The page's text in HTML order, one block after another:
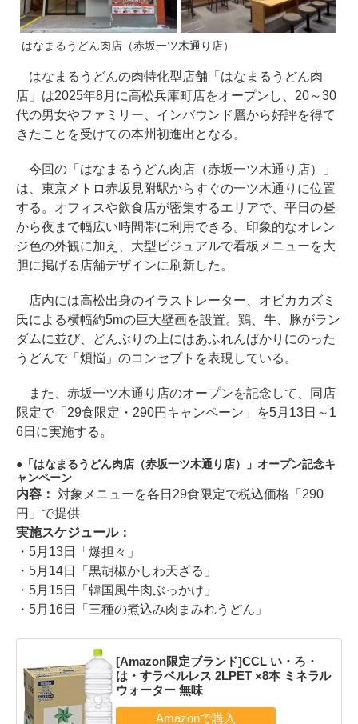
はなまるうどん肉店（赤坂一ツ木通り店）
はなまるうどんの肉特化型店舗「はなまるうどん肉
店」は2025年8月に高松兵庫町店をオープンし、20～30
代の男女やファミリー、インバウンド層から好評を得て
きたことを受けての本州初進出となる。
今回の「はなまるうどん肉店（赤坂一ツ木通り店）」
は、東京メトロ赤坂見附駅からすぐの一ツ木通りに位置
する。オフィスや飲食店が密集するエリアで、平日の昼
から夜まで幅広い時間帯に利用できる。印象的なオレン
ジ色の外観に加え、大型ビジュアルで看板メニューを大
胆に掲げる店舗デザインに刷新した。
店内には高松出身のイラストレーター、オビカカズミ
氏による横幅約5mの巨大壁画を設置。鶏、牛、豚がラン
ダムに並び、どんぶりの上にはあふれんばかりにのった
うどんで「煩悩」のコンセプトを表現している。
また、赤坂一ツ木通り店のオープンを記念して、同店
限定で「29食限定・290円キャンペーン」を5月13日～1
6日に実施する。
「はなまるうどん肉店（赤坂一ツ木通り店）」オープン記念キ
ャンペーン
内容： 対象メニューを各日29食限定で税込価格「290
円」で提供
実施スケジュール：
・5月13日「爆担々」
・5月14日「黒胡椒かしわ天ざる」
・5月15日「韓国風牛肉ぶっかけ」
・5月16日「三種の煮込み肉まみれうどん」
[Amazon限定ブランド]CCL い・ろ・
は・すラベルレス 2LPET ×8本 ミネラル
ウォーター 無味